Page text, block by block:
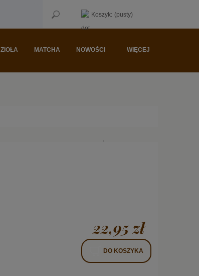
Koszyk: (pusty)
ZIOŁA MATCHA NOWOŚCI WIĘCEJ
22,95 zł
DO KOSZYKA